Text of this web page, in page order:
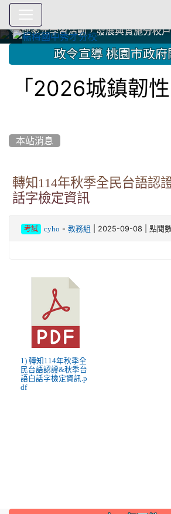
中國信託商業銀行 2023.04.22 愛傳球
中國信託商業銀行 2023.04.22 愛傳球
辦理多元學習活動，發展與實施分校
辦理多元學習活動，發展與實施分校
爭取社會資源，傳愛與溫暖：
園女子美容商業童也工會義剪活動
爭取社會資源，傳愛與溫暖：
園女子美容商業童也工會義剪活動
112學年度畢業學生與師長合照
112學年度畢業學生與師長合照
辦理多元學習活動，發展與實施分校
辦理多元學習活動，發展與實施分校
爭取社會資源，傳愛與溫暖：
師生歲末感恩活動
爭取社會資源，傳愛與溫暖：
師生歲末感恩活動
爭取社會資源，傳愛與溫暖：
校學生耶誕禮物
爭取社會資源，傳愛與溫暖：
校學生耶誕禮物
112.9.27參觀客家博覽會
112.9.27參觀客家博覽會
2023.12.27 國際獅子會贈送本校學生
2023.12.27 國際獅子會贈送本校學生
2023.12.27 國際獅子會贊助本校學生
2023.12.27 國際獅子會贊助本校學生
2023.12.27 聖誕感恩歌謠競賽；本校
兄、師姐同樂
2023.12.27 聖誕感恩歌謠競賽；本校
兄、師姐同樂
建置優質學習空間；合作互惠，建立
建置優質學習空間；合作互惠，建立
::: 政令宣導 桃園市政府
「2026城鎮韌
本站消息
轉知114年秋季全民台語認
話字檢定資訊
考試 cyho - 教務組 | 2025-09-08 | 點閱
1) 轉知114年秋季全
民台語認證&秋季台
語白話字檢定資訊.p
df
:::